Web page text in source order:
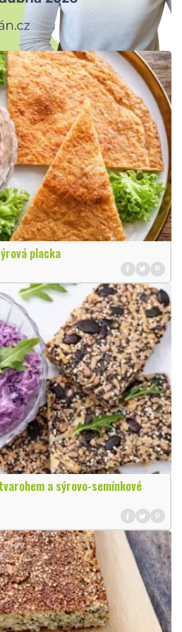
placka
a sýrovo-semínkové